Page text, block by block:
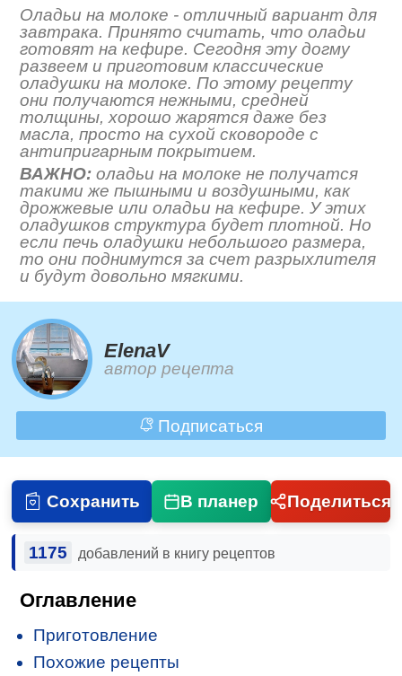
Оладьи на молоке - отличный вариант для
завтрака. Принято считать, что оладьи
готовят на кефире. Сегодня эту догму
развеем и приготовим классические
оладушки на молоке. По этому рецепту
они получаются нежными, средней
толщины, хорошо жарятся даже без
масла, просто на сухой сковороде с
антипригарным покрытием.
ВАЖНО: оладьи на молоке не получатся
такими же пышными и воздушными, как
дрожжевые или оладьи на кефире. У этих
оладушков структура будет плотной. Но
если печь оладушки небольшого размера,
то они поднимутся за счет разрыхлителя
и будут довольно мягкими.
ElenaV
автор рецепта
Подписаться
Сохранить В планер Поделиться
1175 добавлений в книгу рецептов
Оглавление
Приготовление
Похожие рецепты